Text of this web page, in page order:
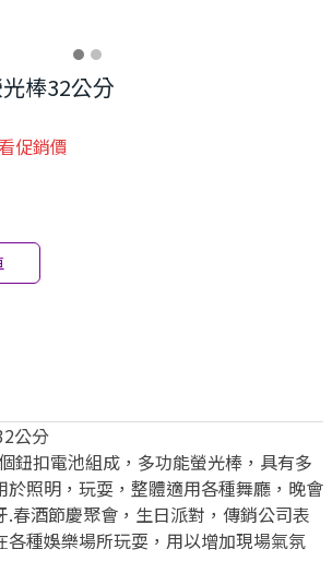
棒32公分
促銷價
公分
鈕扣電池組成，多功能螢光棒，具有多
於照明，玩耍，整體適用各種舞廳，晚會
.春酒節慶聚會，生日派對，傳銷公司表
各種娛樂場所玩耍，用以增加現場氣氛